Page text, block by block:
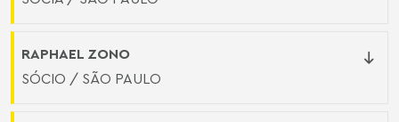
RAPHAEL ZONO
SÓCIO / SÃO PAULO